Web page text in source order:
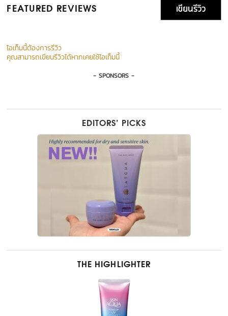
FEATURED REVIEWS เขียนรีวิว
ไอเท็มนี้ต้องการรีวิว
คุณสามารถเขียนรีวิวได้หากเคยใช้ไอเท็มนี้
- SPONSORS -
EDITORS’ PICKS
THE HIGHLIGHTER